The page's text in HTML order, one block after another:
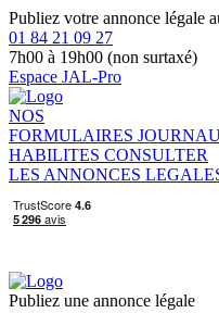
Publiez votre annonce légale
01 84 21 09 27
7h00 à 19h00 (non surtaxé)
Espace JAL-Pro
NOS
FORMULAIRES
HABILITES CONSULTER
LES ANNONCES
Publiez une annonce légale